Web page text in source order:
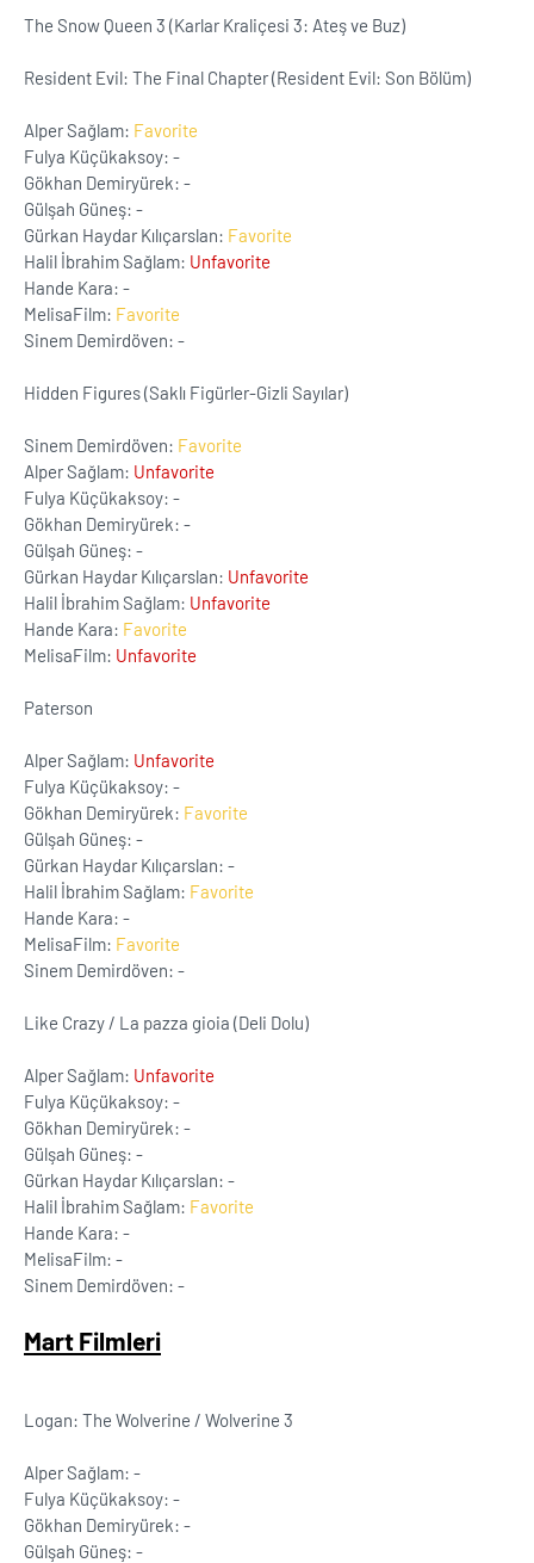
The Snow Queen 3 (Karlar Kraliçesi 3: Ateş ve Buz)
Resident Evil: The Final Chapter (Resident Evil: Son Bölüm)
Alper Sağlam: Favorite
Fulya Küçükaksoy: -
Gökhan Demiryürek: -
Gülşah Güneş: -
Gürkan Haydar Kılıçarslan: Favorite
Halil İbrahim Sağlam: Unfavorite
Hande Kara: -
MelisaFilm: Favorite
Sinem Demirdöven: -
Hidden Figures (Saklı Figürler-Gizli Sayılar)
Sinem Demirdöven: Favorite
Alper Sağlam: Unfavorite
Fulya Küçükaksoy: -
Gökhan Demiryürek: -
Gülşah Güneş: -
Gürkan Haydar Kılıçarslan: Unfavorite
Halil İbrahim Sağlam: Unfavorite
Hande Kara: Favorite
MelisaFilm: Unfavorite
Paterson
Alper Sağlam: Unfavorite
Fulya Küçükaksoy: -
Gökhan Demiryürek: Favorite
Gülşah Güneş: -
Gürkan Haydar Kılıçarslan: -
Halil İbrahim Sağlam: Favorite
Hande Kara: -
MelisaFilm: Favorite
Sinem Demirdöven: -
Like Crazy / La pazza gioia (Deli Dolu)
Alper Sağlam: Unfavorite
Fulya Küçükaksoy: -
Gökhan Demiryürek: -
Gülşah Güneş: -
Gürkan Haydar Kılıçarslan: -
Halil İbrahim Sağlam: Favorite
Hande Kara: -
MelisaFilm: -
Sinem Demirdöven: -
Mart Filmleri
Logan: The Wolverine / Wolverine 3
Alper Sağlam: -
Fulya Küçükaksoy: -
Gökhan Demiryürek: -
Gülşah Güneş: -